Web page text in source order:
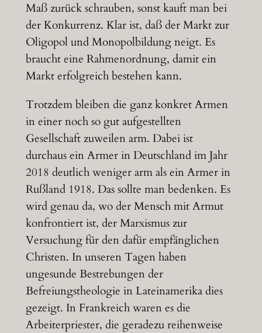
Maß zurück schrauben, sonst kauft man bei
der Konkurrenz. Klar ist, daß der Markt zur
Oligopol und Monopolbildung neigt. Es
braucht eine Rahmenordnung, damit ein
Markt erfolgreich bestehen kann.
Trotzdem bleiben die ganz konkret Armen
in einer noch so gut aufgestellten
Gesellschaft zuweilen arm. Dabei ist
durchaus ein Armer in Deutschland im Jahr
2018 deutlich weniger arm als ein Armer in
Rußland 1918. Das sollte man bedenken. Es
wird genau da, wo der Mensch mit Armut
konfrontiert ist, der Marxismus zur
Versuchung für den dafür empfänglichen
Christen. In unseren Tagen haben
ungesunde Bestrebungen der
Befreiungstheologie in Lateinamerika dies
gezeigt. In Frankreich waren es die
Arbeiterpriester, die geradezu reihenweise